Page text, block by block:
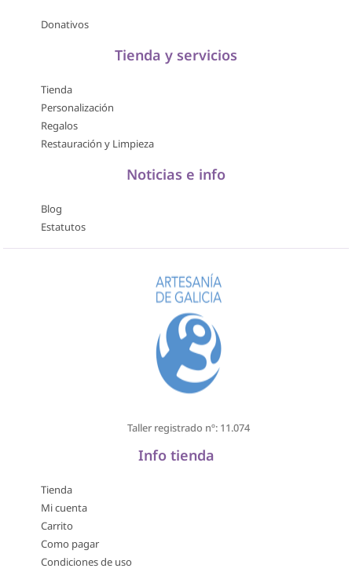
Donativos
Tienda y servicios
Tienda
Personalización
Regalos
Restauración y Limpieza
Noticias e info
Blog
Estatutos
Taller registrado nº: 11.074
Info tienda
Tienda
Mi cuenta
Carrito
Como pagar
Condiciones de uso